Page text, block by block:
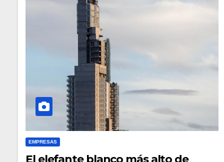
EMPRESAS
El elefante blanco más alto de